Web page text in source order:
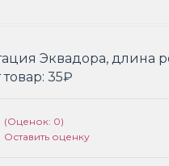
Эквадора, длина
товар: 35₽
(Оценок: 0)
Оставить оценку